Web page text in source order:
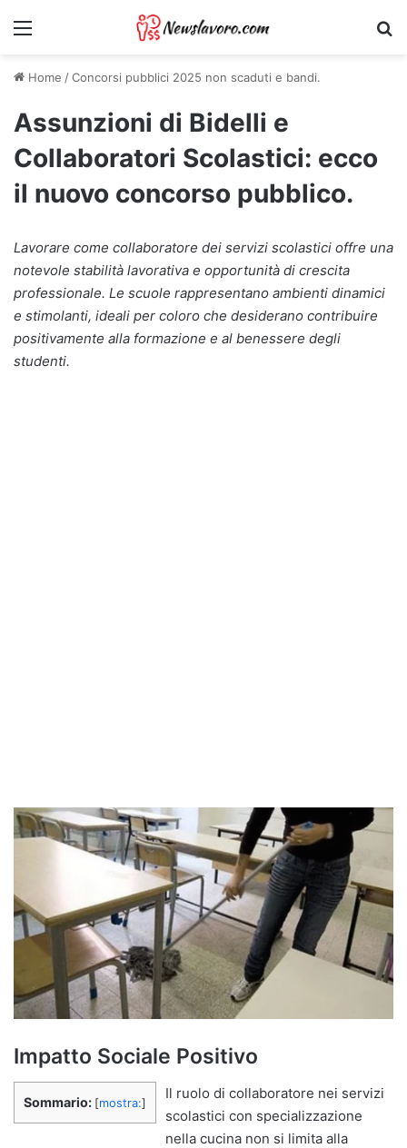
Menu
Home /Concorsi pubblici 2025 non scaduti e bandi.
Assunzioni di Bidelli e
Collaboratori Scolastici: ecco
il nuovo concorso pubblico.
Lavorare come collaboratore dei servizi scolastici offre una
notevole stabilità lavorativa e opportunità di crescita
professionale. Le scuole rappresentano ambienti dinamici
e stimolanti, ideali per coloro che desiderano contribuire
positivamente alla formazione e al benessere degli
studenti.
Impatto Sociale Positivo
Sommario: [mostra:]
Il ruolo di collaboratore nei servizi
scolastici con specializzazione
nella cucina non si limita alla